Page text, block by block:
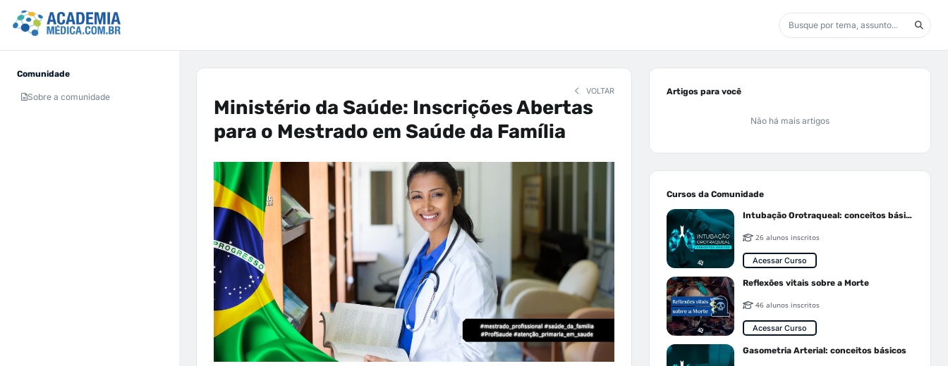
Comunidade
Sobre a comunidade
VOLTAR
Ministério da Saúde: Inscrições Abertas
para o Mestrado em Saúde da Família
Artigos para você
Não há mais artigos
Cursos da Comunidade
Intubação Orotraqueal: conceitos básicos
26 alunos inscritos
Acessar Curso
Reflexões vitais sobre a Morte
46 alunos inscritos
Acessar Curso
Gasometria Arterial: conceitos básicos